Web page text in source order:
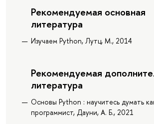
Рекомендуемая основная
литература
Изучаем Python, Лутц, М., 2014
Рекомендуемая
литература
Основы Python : научитесь думать
программист, Дауни, А. Б., 2021